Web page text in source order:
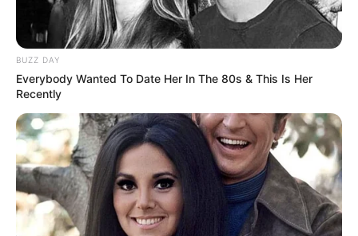
BUZZ DAY
Everybody Wanted To Date Her In The 80s & This Is Her
Recently